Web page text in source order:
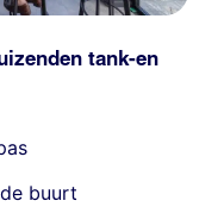
tank-en
buurt